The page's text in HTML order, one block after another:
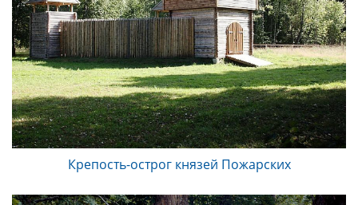
Крепость-острог князей Пожарских